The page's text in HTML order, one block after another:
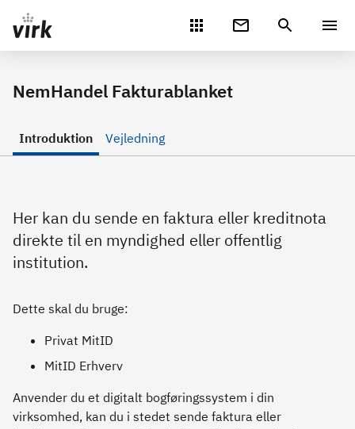
Gå direkte til indhold
NemHandel Fakturablanket
Introduktion Vejledning
Her kan du sende en faktura eller kreditnota
direkte til en myndighed eller offentlig
institution.
Dette skal du bruge:
Privat MitID
MitID Erhverv
Anvender du et digitalt bogføringssystem i din
virksomhed, kan du i stedet sende faktura eller